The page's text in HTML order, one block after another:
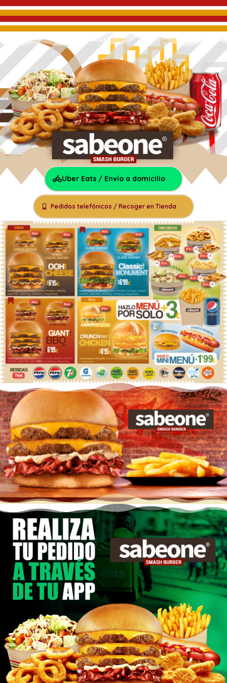
Uber Eats / Envío a domicilio
Pedidos telefónicos / Recoger en Tienda